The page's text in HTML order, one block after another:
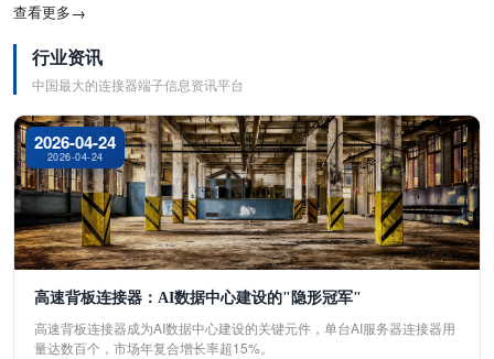
查看更多→
行业资讯
中国最大的连接器端子信息资讯平台
2026-04-24
2026-04-24
高速背板连接器：AI数据中心建设的"隐形冠军"
高速背板连接器成为AI数据中心建设的关键元件，单台AI服务器连接器用
量达数百个，市场年复合增长率超15%。